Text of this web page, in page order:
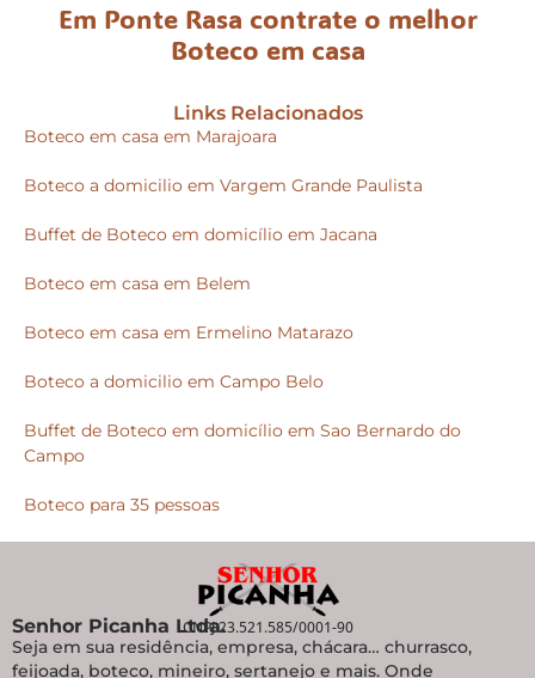
Em Ponte Rasa contrate o melhor
Boteco em casa
Links Relacionados
Boteco em casa em Marajoara
Boteco a domicilio em Vargem Grande Paulista
Buffet de Boteco em domicílio em Jacana
Boteco em casa em Belem
Boteco em casa em Ermelino Matarazo
Boteco a domicilio em Campo Belo
Buffet de Boteco em domicílio em Sao Bernardo do
Campo
Boteco para 35 pessoas
Senhor Picanha Ltda.CNPJ 23.521.585/0001-90
Seja em sua residência, empresa, chácara… churrasco,
feijoada, boteco, mineiro, sertanejo e mais. Onde